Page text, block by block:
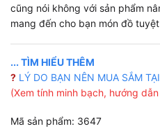
cũng nói không với sản phẩm
mang đến cho bạn món đồ
... TÌM HIỂU THÊM
? LÝ DO BẠN NÊN MUA SẮM
(Xem tính minh bạch, hướng
Mã sản phẩm: 3647